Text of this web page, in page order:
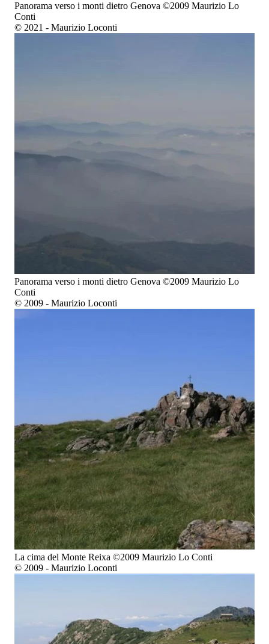
Panorama verso i monti dietro Genova ©2009 Maurizio Lo
Conti
© 2021 - Maurizio Loconti
Panorama verso i monti dietro Genova ©2009 Maurizio Lo
Conti
© 2009 - Maurizio Loconti
La cima del Monte Reixa ©2009 Maurizio Lo Conti
© 2009 - Maurizio Loconti